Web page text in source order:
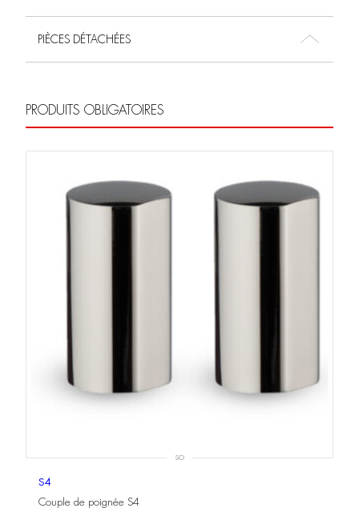
PIÈCES DÉTACHÉES
PRODUITS OBLIGATOIRES
SO
S4
Couple de poignée S4